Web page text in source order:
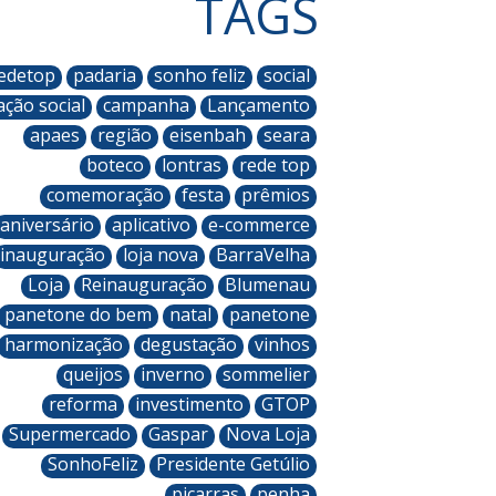
TAGS
padaria sonho feliz
social
social
campanha
Lançamento
apaes
região eisenbah
seara
boteco
lontras
rede top
comemoração
festa
prêmios
aniversário
aplicativo
e-commerce
inauguração
loja nova
BarraVelha
Loja
Reinauguração
Blumenau
panetone do bem
natal
panetone
harmonização
degustação
vinhos
queijos
inverno
sommelier
reforma
investimento
GTOP
Supermercado
Gaspar
Nova Loja
SonhoFeliz
Presidente Getúlio